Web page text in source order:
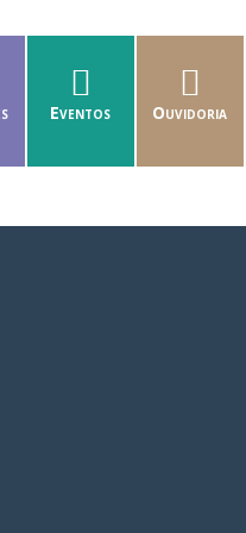
Eventos Ouvidoria